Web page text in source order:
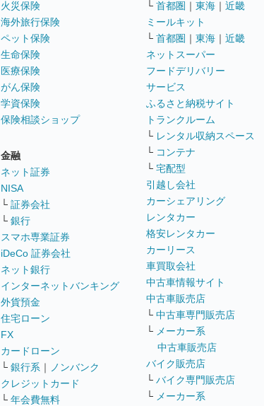
火災保険
海外旅行保険
ペット保険
生命保険
医療保険
がん保険
学資保険
保険相談ショップ
金融
ネット証券
NISA
└ 証券会社
└ 銀行
スマホ専業証券
iDeCo 証券会社
ネット銀行
インターネットバンキング
外貨預金
住宅ローン
FX
カードローン
└ 銀行系 ｜
ノンバンク
クレジットカード
└ 年会費無料
└ 首都圏 ｜ 東海 ｜ 近畿
ミールキット
└ 首都圏 ｜ 東海 ｜ 近畿
ネットスーパー
フードデリバリー
サービス
ふるさと納税サイト
トランクルーム
└ レンタル収納スペース
└ コンテナ
└ 宅配型
引越し会社
カーシェアリング
レンタカー
格安レンタカー
カーリース
車買取会社
中古車情報サイト
中古車販売店
└ 中古車専門販売店
└ メーカー系
中古車販売店
バイク販売店
└ バイク専門販売店
└ メーカー系